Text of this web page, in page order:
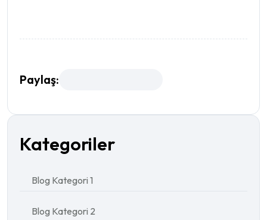
Paylaş:
Kategoriler
Blog Kategori 1
Blog Kategori 2